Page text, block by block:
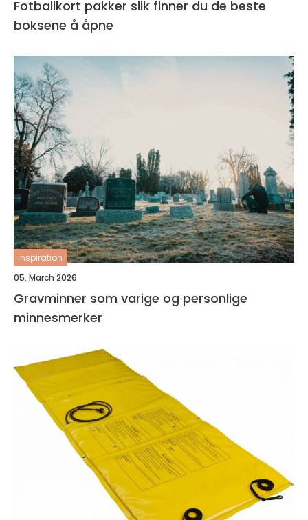
Fotballkort pakker slik finner du de beste
boksene å åpne
inspiration
05. March 2026
Gravminner som varige og personlige
minnesmerker